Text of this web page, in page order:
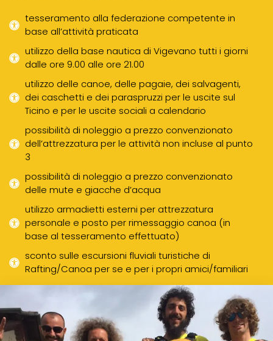
tesseramento alla federazione competente in
base all’attività praticata
utilizzo della base nautica di Vigevano tutti i giorni
dalle ore 9.00 alle ore 21.00
utilizzo delle canoe, delle pagaie, dei salvagenti,
dei caschetti e dei paraspruzzi per le uscite sul
Ticino e per le uscite sociali a calendario
possibilità di noleggio a prezzo convenzionato
dell’attrezzatura per le attività non incluse al punto
3
possibilità di noleggio a prezzo convenzionato
delle mute e giacche d’acqua
utilizzo armadietti esterni per attrezzatura
personale e posto per rimessaggio canoa (in
base al tesseramento effettuato)
sconto sulle escursioni fluviali turistiche di
Rafting/Canoa per se e per i propri amici/familiari